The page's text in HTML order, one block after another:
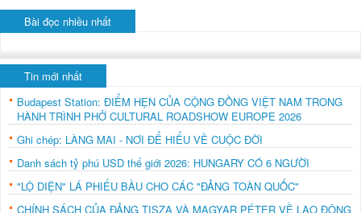
Bài đọc nhiều nhất
Tin mới nhất
Budapest Station: ĐIỂM HẸN CỦA CỘNG ĐỒNG VIỆT NAM TRONG
HÀNH TRÌNH PHỞ CULTURAL ROADSHOW EUROPE 2026
Ghi chép: LÀNG MAI - NƠI ĐỂ HIỂU VỀ CUỘC ĐỜI
Danh sách tỷ phú USD thế giới 2026: HUNGARY CÓ 6 NGƯỜI
"LỘ DIỆN" LÁ PHIẾU BẦU CHO CÁC "ĐẢNG TOÀN QUỐC"
CHÍNH SÁCH CỦA ĐẢNG TISZA VÀ MAGYAR PÉTER VỀ LAO ĐỘNG